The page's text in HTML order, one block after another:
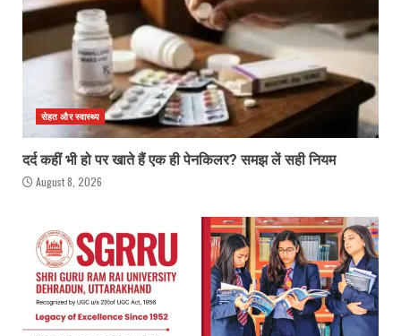
सेहत और स्वास्थ्य
दर्द कहीं भी हो पर खाते हैं एक ही पेनकिलर? समझ लें सही नियम
August 8, 2026